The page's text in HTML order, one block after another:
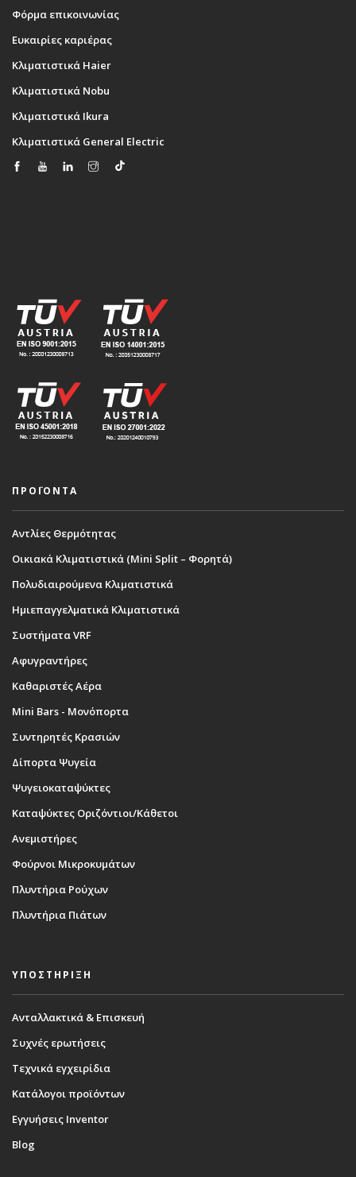
Φόρμα επικοινωνίας
Ευκαιρίες καριέρας
Κλιματιστικά Haier
Κλιματιστικά Nobu
Κλιματιστικά Ikura
Κλιματιστικά General Electric
ΠΡΟΪΟΝΤΑ
Αντλίες Θερμότητας
Οικιακά Κλιματιστικά (Mini Split – Φορητά)
Πολυδιαιρούμενα Κλιματιστικά
Ημιεπαγγελματικά Κλιματιστικά
Συστήματα VRF
Αφυγραντήρες
Καθαριστές Αέρα
Mini Bars - Μονόπορτα
Συντηρητές Κρασιών
Δίπορτα Ψυγεία
Ψυγειοκαταψύκτες
Καταψύκτες Οριζόντιοι/Κάθετοι
Ανεμιστήρες
Φούρνοι Μικροκυμάτων
Πλυντήρια Ρούχων
Πλυντήρια Πιάτων
ΥΠΟΣΤΗΡΙΞΗ
Ανταλλακτικά & Επισκευή
Συχνές ερωτήσεις
Τεχνικά εγχειρίδια
Κατάλογοι προϊόντων
Εγγυήσεις Inventor
Blog